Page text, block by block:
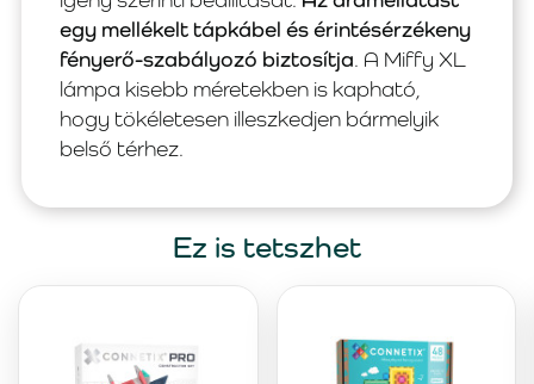
egy mellékelt tápkábel és érintésérzékeny
fényerő-szabályozó biztosítja. A Miffy XL
lámpa kisebb méretekben is kapható,
hogy tökéletesen illeszkedjen bármelyik
belső térhez.
Ez is tetszhet